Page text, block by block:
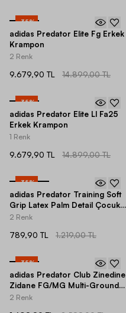
-35%
adidas Predator Elite Fg Erkek
Krampon
2 Renk
9.679,90 TL 14.899,00 TL
-35%
adidas Predator Elite Ll Fa25
Erkek Krampon
1 Renk
9.679,90 TL 14.899,00 TL
-35%
adidas Predator Training Soft
Grip Latex Palm Detail Çocuk
Kaleci Eldiveni
2 Renk
789,90 TL 1.219,00 TL
-35%
adidas Predator Club Zinedine
Zidane FG/MG Multi-Ground
Low-Top Çocuk Krampon
2 Renk